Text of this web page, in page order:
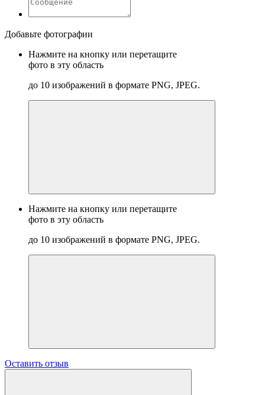
Добавьте фотографии
Нажмите на кнопку или перетащите
фото в эту область
до 10 изображений в формате PNG, JPEG.
Нажмите на кнопку или перетащите
фото в эту область
до 10 изображений в формате PNG, JPEG.
Оставить отзыв